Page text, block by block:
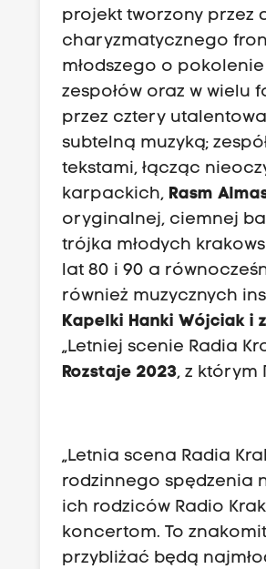
projekt tworzony przez
charyzmatycznego
młodszego o
zespołów oraz w
przez cztery
subtelną muzyką;
tekstami, łącząc
karpackich, Rasm
oryginalnej, ciemnej
trójka młodych
lat 80 i 90 a
również muzycznych
Kapelki Hanki Wójciak i
„Letniej scenie Radia
Rozstaje 2023, z którym
„Letnia scena Radia
rodzinnego spędzenia
ich rodziców Radio
koncertom. To
przybliżać będą